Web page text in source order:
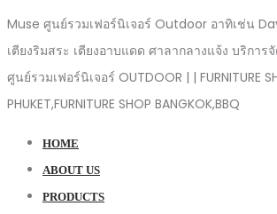
Muse ศูนย์รวมเฟอร์นิเจอร์ Outdoor อาทิเช่น
เตียงริมสระ เตียงอาบแดด ศาลากลางแจ้ง บริการ
ศูนย์รวมเฟอร์นิเจอร์ OUTDOOR | | FURNITURE
PHUKET,FURNITURE SHOP BANGKOK,BBQ
HOME
ABOUT US
PRODUCTS